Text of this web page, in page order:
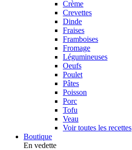
Crème
Crevettes
Dinde
Fraises
Framboises
Fromage
Légumineuses
Oeufs
Poulet
Pâtes
Poisson
Porc
Tofu
Veau
Voir toutes les recettes
Boutique
En vedette